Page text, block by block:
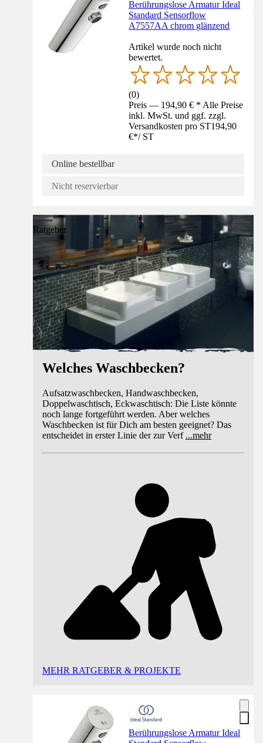
Berührungslose Armatur Ideal
Standard Sensorflow
A7557AA chrom glänzend
Artikel wurde noch nicht
bewertet.
(0)
Preis — 194,90 € * Alle Preise
inkl. MwSt. und ggf. zzgl.
Versandkosten pro ST194,90
€*/ ST
Online bestellbar
Nicht reservierbar
Ratgeber
Welches Waschbecken?
Aufsatzwaschbecken, Handwaschbecken,
Doppelwaschtisch, Eckwaschtisch: Die Liste könnte
noch lange fortgeführt werden. Aber welches
Waschbecken ist für Dich am besten geeignet? Das
entscheidet in erster Linie der zur Verf ...mehr
MEHR RATGEBER & PROJEKTE
Berührungslose Armatur Ideal